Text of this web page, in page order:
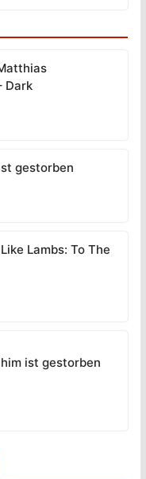
Dark
gestorben
Lambs: To The
ist gestorben